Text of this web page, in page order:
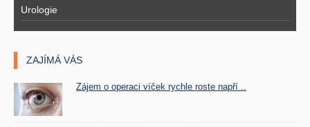
Urologie
ZAJÍMÁ VÁS
Zájem o operaci víček rychle roste napří ..